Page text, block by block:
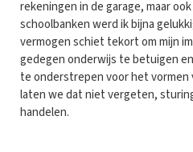
rekeningen in de garage, maar
schoolbanken werd ik bijna
vermogen schiet tekort om mijn
gedegen onderwijs te betuigen
te onderstrepen voor het vormen
laten we dat niet vergeten,
handelen.